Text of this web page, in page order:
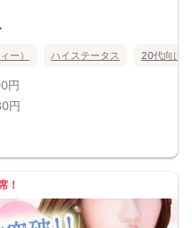
ッタリ♪♪
な異性と時間を楽しく過ごせます♪
、連絡先の交換も自由です♪
安心してご参加下さい♪
ください。受付まで案内させて
払い下さい。
行人数を下回った場合は、中止と
なっております。
ル等によって変動がある場合がご
ー） ハイステータス 20代向け
円
円
！